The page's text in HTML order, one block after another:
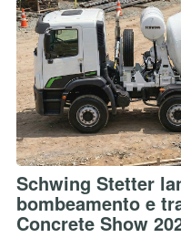
Schwing Stetter
bombeamento e
Concrete Show